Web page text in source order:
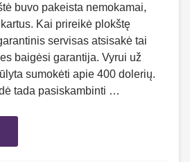
buvo pakeista nemokamai,
Kai prireikė plokštę
servisas atsisakė tai
baigėsi garantija. Vyrui už
sumokėti apie 400 dolerių.
tada pasiskambinti …